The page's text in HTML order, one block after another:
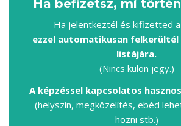
Ha befizetsz, mi
Ha jelentkeztél és kifizetted
ezzel automatikusan
listájára.
(Nincs külön jegy.)
A képzéssel kapcsolatos
(helyszín, megközelítés, ebéd
hozni stb.)